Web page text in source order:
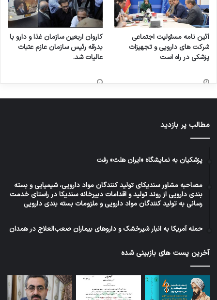
آئین نامه مسئولیت اجتماعی
شرکت های دارویی و تجهیزات
پزشکی در راه است
کاروان اربعین سازمان غذا و دارو با
بدرقه رئیس سازمان عازم عتبات
عالیات شد.
مطالب پر بازدید
پزشکیان به نمایشگاه «ایران هلث» رفت
مصاحبه مشاور سندیکای تولید کنندگان مواد دارویی، شیمیایی و بسته
بندی دارویی از روند تولید و اقدامات دبیرخانه سندیکا در راستای خدمت
رسانی به تولید کنندگان مواد دارویی و ملزومات بسته بندی دارویی
حمله آمریکا به انبار شیرخشک و داروهای بیماران صعب‌العلاج در همدان
آخرین پست های بازبینی شده